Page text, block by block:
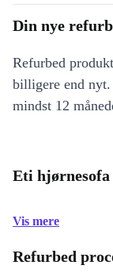
Din nye
Refurbed
billigere end
mindst 12
Eti hjørnesofa
Vis mere
Refurbed